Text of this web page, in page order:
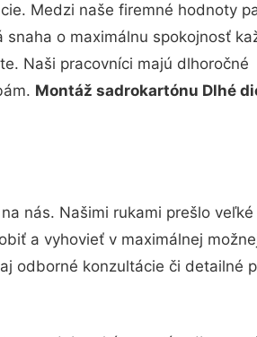
Medzi naše firemné hodnoty
o maximálnu spokojnosť
Naši pracovníci majú dlhoročné
Montáž sadrokartónu Dlhé
nás. Našimi rukami prešlo
a vyhovieť v maximálnej
odborné konzultácie či